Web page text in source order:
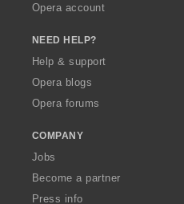
Opera account
NEED HELP?
Help & support
Opera blogs
Opera forums
COMPANY
Jobs
Become a partner
Press info